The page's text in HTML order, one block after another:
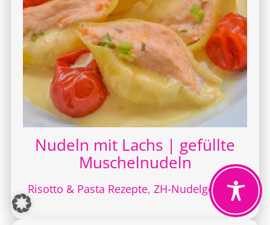
Nudeln mit Lachs | gefüllte
Muschelnudeln
Risotto & Pasta Rezepte, ZH-Nudelgerichte